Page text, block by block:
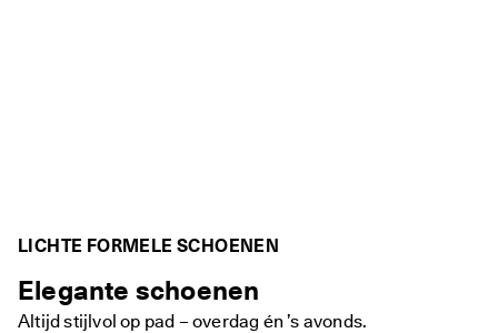
LICHTE FORMELE SCHOENEN
Elegante schoenen
Altijd stijlvol op pad – overdag én ’s avonds.